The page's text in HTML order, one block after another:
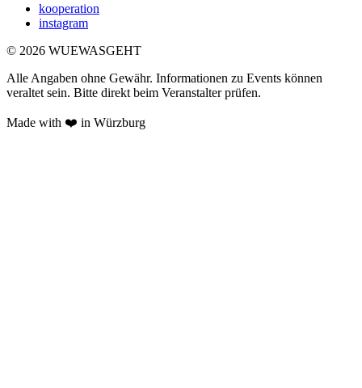
kooperation
instagram
© 2026 WUEWASGEHT
Alle Angaben ohne Gewähr. Informationen zu Events können
veraltet sein. Bitte direkt beim Veranstalter prüfen.
Made with ❤️ in Würzburg